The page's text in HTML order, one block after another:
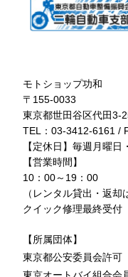
モトショップ功和
〒155-0033
東京都世田谷区代田
TEL：03-3412-6161 /
【定休日】毎週月曜
【営業時間】
10：00～19：00
（レンタル貸出・返却
クイック修理最終受
【所属団体】
東京都公安委員会許